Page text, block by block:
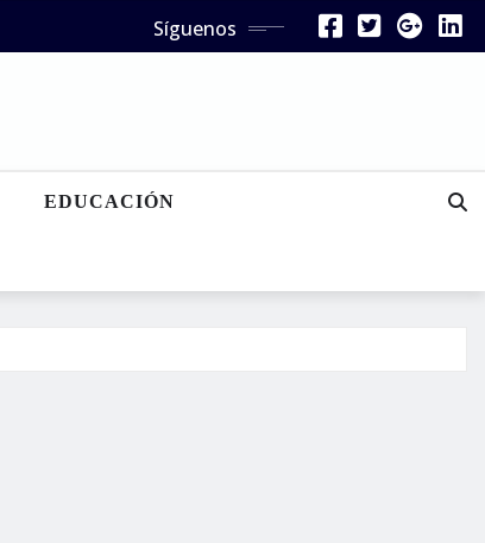
Síguenos
EDUCACIÓN